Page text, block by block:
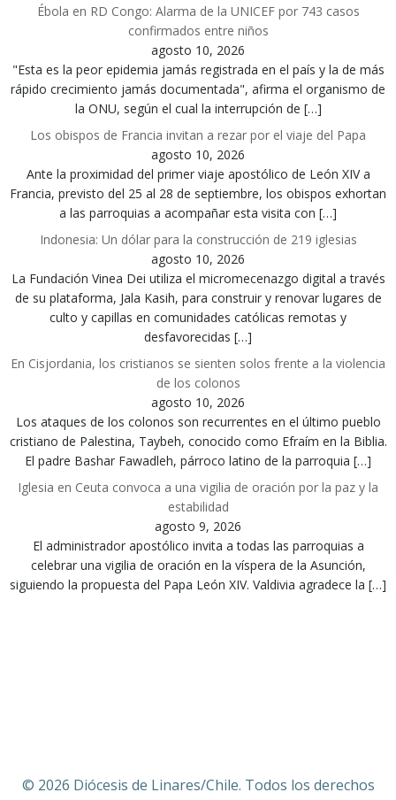
Ébola en RD Congo: Alarma de la UNICEF por 743 casos
confirmados entre niños
agosto 10, 2026
"Esta es la peor epidemia jamás registrada en el país y la de más
rápido crecimiento jamás documentada", afirma el organismo de
la ONU, según el cual la interrupción de […]
Los obispos de Francia invitan a rezar por el viaje del Papa
agosto 10, 2026
Ante la proximidad del primer viaje apostólico de León XIV a
Francia, previsto del 25 al 28 de septiembre, los obispos exhortan
a las parroquias a acompañar esta visita con […]
Indonesia: Un dólar para la construcción de 219 iglesias
agosto 10, 2026
La Fundación Vinea Dei utiliza el micromecenazgo digital a través
de su plataforma, Jala Kasih, para construir y renovar lugares de
culto y capillas en comunidades católicas remotas y
desfavorecidas […]
En Cisjordania, los cristianos se sienten solos frente a la violencia
de los colonos
agosto 10, 2026
Los ataques de los colonos son recurrentes en el último pueblo
cristiano de Palestina, Taybeh, conocido como Efraím en la Biblia.
El padre Bashar Fawadleh, párroco latino de la parroquia […]
Iglesia en Ceuta convoca a una vigilia de oración por la paz y la
estabilidad
agosto 9, 2026
El administrador apostólico invita a todas las parroquias a
celebrar una vigilia de oración en la víspera de la Asunción,
siguiendo la propuesta del Papa León XIV. Valdivia agradece la […]
© 2026 Diócesis de Linares/Chile. Todos los derechos